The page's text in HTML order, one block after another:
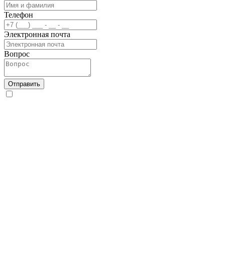
Телефон
Электронная почта
Вопрос
Отправить